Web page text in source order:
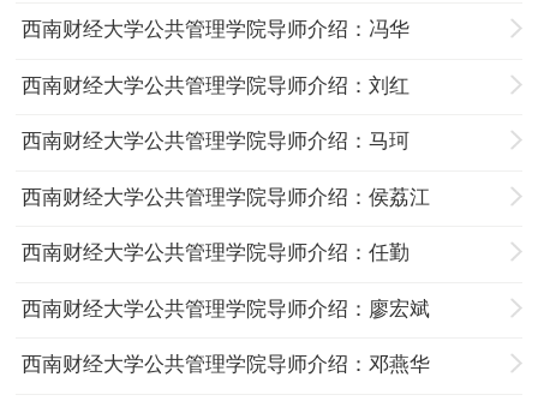
西南财经大学公共管理学院导师介绍：冯华
西南财经大学公共管理学院导师介绍：刘红
西南财经大学公共管理学院导师介绍：马珂
西南财经大学公共管理学院导师介绍：侯荔江
西南财经大学公共管理学院导师介绍：任勤
西南财经大学公共管理学院导师介绍：廖宏斌
西南财经大学公共管理学院导师介绍：邓燕华